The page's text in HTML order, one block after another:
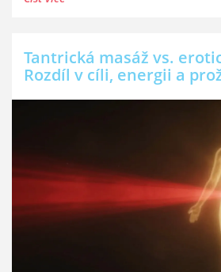
Tantrická masáž vs.
Rozdíl v cíli, energii a